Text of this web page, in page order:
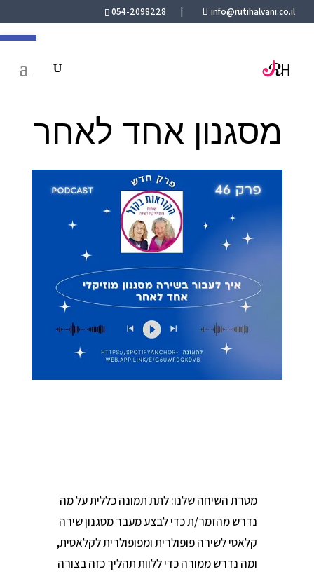
054-2098228 info@rutihalvani.co.il
איך לעבור בשירה
מסגנון אחד לאחר
מטרת השיחה שלנו: לתת תמונה כללית על מה
נדרש מהזמר/ת כדי לבצע מעבר מסגנון שירה
קלאסי לשירה פופולרית ומפופולרית לקלאסית,
ומה נדרש ממורה כדי ללוות תהליך כזה בצורה
פתח